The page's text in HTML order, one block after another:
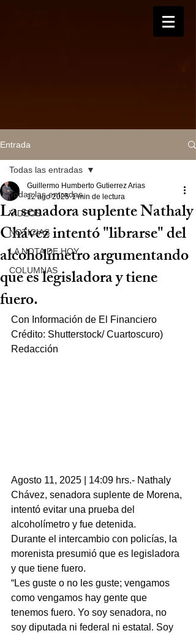
Entrada
Todas las entradas
VIDEOS
NOTICIAS
LA NOTA DE HOY
COLUMNAS
Todas las entradas
La senadora suplente Nathaly
Chávez intentó "librarse" del
alcoholímetro argumentando
que es legisladora y tiene
fuero.
Guillermo Humberto Gutierrez Arias
12 ago 2025 1 min de lectura
Con Información de El Financiero
Crédito: Shutterstock/ Cuartoscuro)
Redacción
Agosto 11, 2025 | 14:09 hrs.- Nathaly
Chávez, senadora suplente de Morena,
intentó evitar una prueba del
alcoholímetro y fue detenida.
Durante el intercambio con policías, la
morenista presumió que es legisladora
y que tiene fuero.
“Les guste o no les guste; vengamos
como vengamos hay gente que
tenemos fuero. Yo soy senadora, no
soy diputada ni federal ni estatal. Soy